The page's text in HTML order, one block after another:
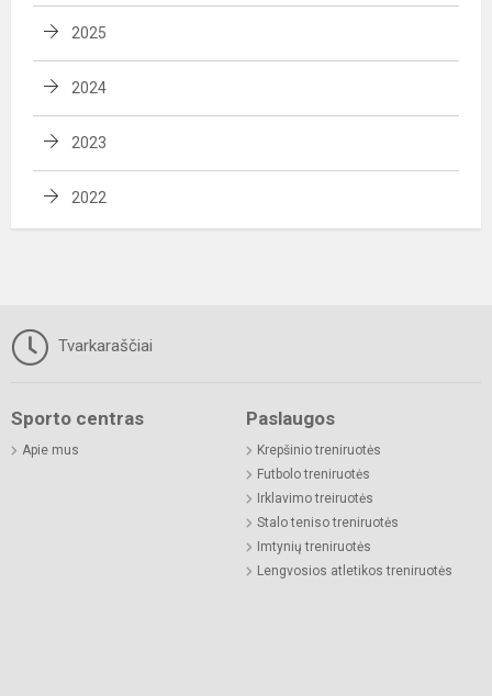
2025
2024
2023
2022
Tvarkaraščiai
Sporto centras
Apie mus
Paslaugos
Krepšinio treniruotės
Futbolo treniruotės
Irklavimo treiruotės
Stalo teniso treniruotės
Imtynių treniruotės
Lengvosios atletikos treniruotės